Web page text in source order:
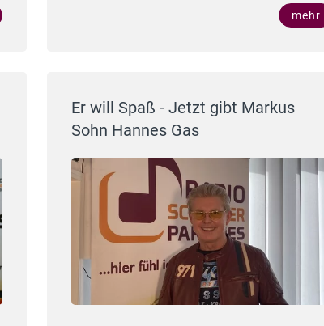
mehr
Er will Spaß - Jetzt gibt Markus
Sohn Hannes Gas